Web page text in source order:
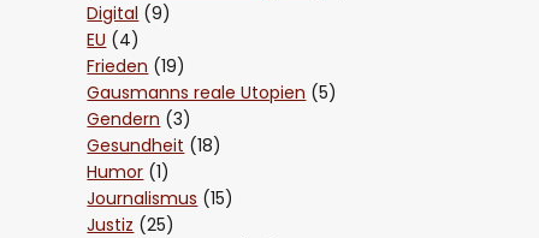
Digital (9)
EU (4)
Frieden (19)
Gausmanns reale Utopien (5)
Gendern (3)
Gesundheit (18)
Humor (1)
Journalismus (15)
Justiz (25)